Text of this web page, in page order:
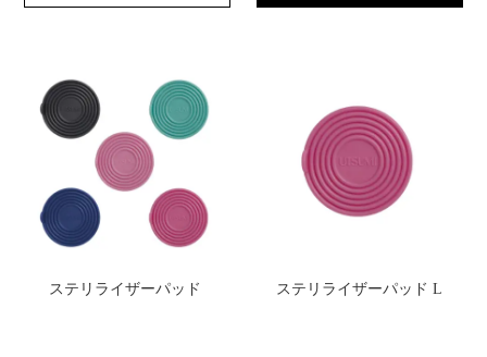
ステリライザーパッド ステリライザーパッド L